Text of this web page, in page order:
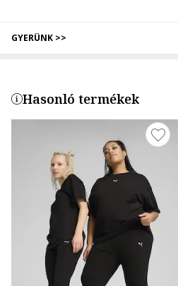
GYERÜNK >>
Hasonló termékek